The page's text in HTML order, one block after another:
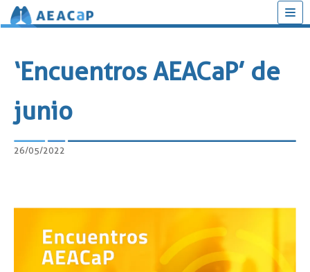
contenido
‘Encuentros AEACaP’ de
junio
26/05/2022